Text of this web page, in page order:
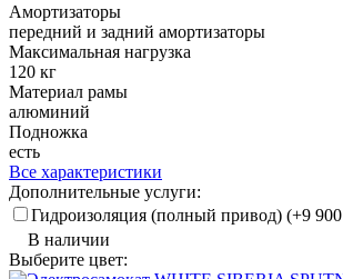
Амортизаторы
передний и задний амортизаторы
Максимальная нагрузка
120 кг
Материал рамы
алюминий
Подножка
есть
Все характеристики
Дополнительные услуги:
Гидроизоляция (полный привод) (+9 900
В наличии
Выберите цвет: